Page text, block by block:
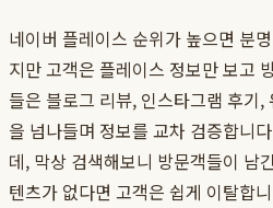
네이버 플레이스 순위가 높으면 분
지만 고객은 플레이스 정보만 보고
들은 블로그 리뷰, 인스타그램 후기,
을 넘나들며 정보를 교차 검증합니
데, 막상 검색해보니 방문객들이 남
텐츠가 없다면 고객은 쉽게 이탈합